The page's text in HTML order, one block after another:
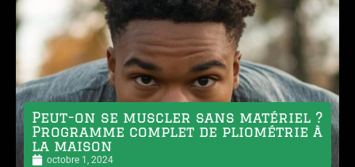
Peut-on se muscler sans matériel ?
Programme complet de pliométrie à
la maison
octobre 1, 2024